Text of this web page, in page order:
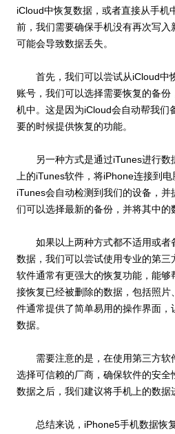
iCloud中恢复数据，或者直接从手机
前，我们需要确保手机没有再次写入
可能会导致数据丢失。
首先，我们可以尝试从iCloud中
账号，我们可以选择需要恢复的备
机中。这是因为iCloud会自动帮我们
要的时候提供恢复的功能。
另一种方式是通过iTunes进行
上的iTunes软件，将iPhone连接到电
iTunes会自动检测到我们的设备，
们可以选择最新的备份，并将其中的
如果以上两种方式都不适用或者
数据，我们可以尝试使用专业的第
软件通常有更强大的恢复功能，能够
接恢复已经被删除的数据，包括照
件通常提供了简单易用的操作界面，
数据。
需要注意的是，在使用第三方
选择可信赖的厂商，确保软件的安全
数据之后，我们建议将手机上的数据
总结来说，iPhone5手机数据恢